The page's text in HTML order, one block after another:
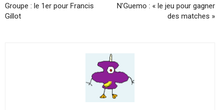
Groupe : le 1er pour Francis
Gillot
N’Guemo : « le jeu pour gagner
des matches »